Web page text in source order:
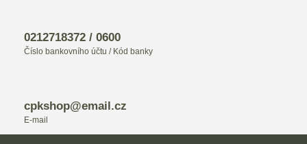
0212718372 / 0600
Číslo bankovního účtu / Kód banky
cpkshop@email.cz
E-mail